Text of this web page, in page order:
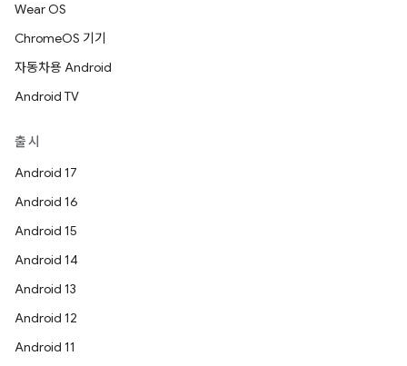
Wear OS
ChromeOS 기기
자동차용 Android
Android TV
출시
Android 17
Android 16
Android 15
Android 14
Android 13
Android 12
Android 11